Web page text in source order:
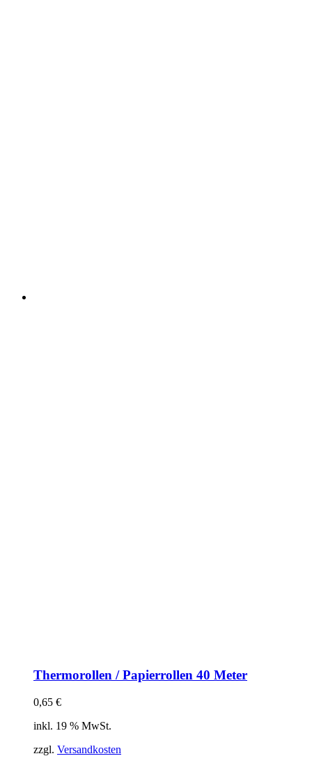
Thermorollen / Papierrollen 40 Meter
0,65 €
inkl. 19 % MwSt.
zzgl. Versandkosten